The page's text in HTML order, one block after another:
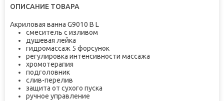
ОПИСАНИЕ ТОВАРА
Акриловая ванна G9010 B L
смеситель с изливом
душевая лейка
гидромассаж 5 форсунок
регулировка интенсивности массажа
хромотерапия
подголовник
слив-перелив
защита от сухого пуска
ручное управление